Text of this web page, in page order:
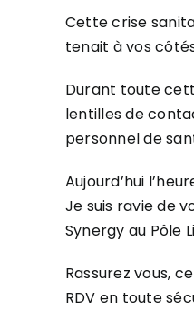
Cette crise
tenait à vos
Durant toute
lentilles de
personnel de
Aujourd’hui
Je suis ravie de
Synergy au Pôle
Rassurez vous,
RDV en toute